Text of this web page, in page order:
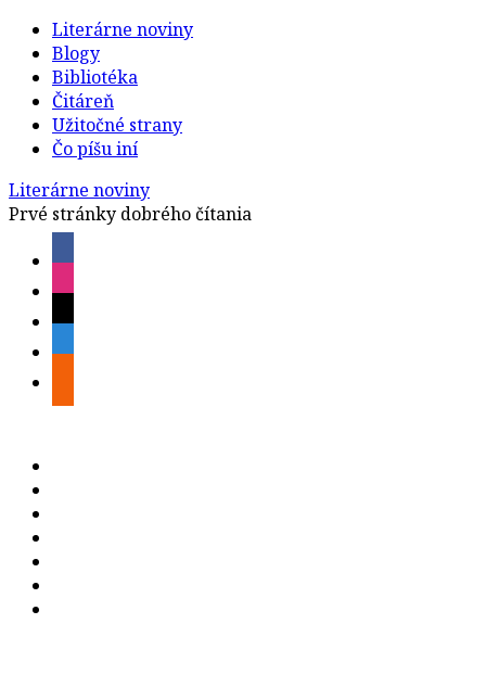
Literárne noviny
Blogy
Bibliotéka
Čitáreň
Užitočné strany
Čo píšu iní
Literárne noviny
Prvé stránky dobrého čítania